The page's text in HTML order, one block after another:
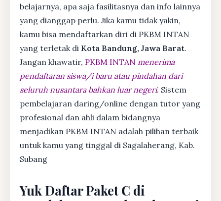
belajarnya, apa saja fasilitasnya dan info lainnya
yang dianggap perlu. Jika kamu tidak yakin,
kamu bisa mendaftarkan diri di PKBM INTAN
yang terletak di Kota Bandung, Jawa Barat.
Jangan khawatir, PKBM INTAN menerima
pendaftaran siswa/i baru atau pindahan dari
seluruh nusantara bahkan luar negeri. Sistem
pembelajaran daring/online dengan tutor yang
profesional dan ahli dalam bidangnya
menjadikan PKBM INTAN adalah pilihan terbaik
untuk kamu yang tinggal di Sagalaherang, Kab.
Subang
Yuk Daftar Paket C di